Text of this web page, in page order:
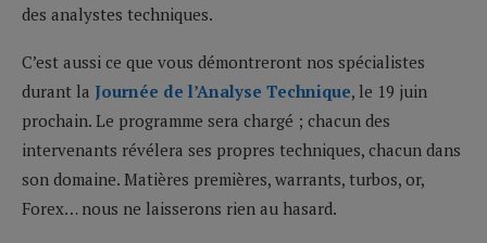
des analystes techniques.
C’est aussi ce que vous démontreront nos spécialistes
durant la Journée de l’Analyse Technique, le 19 juin
prochain. Le programme sera chargé ; chacun des
intervenants révélera ses propres techniques, chacun dans
son domaine. Matières premières, warrants, turbos, or,
Forex… nous ne laisserons rien au hasard.